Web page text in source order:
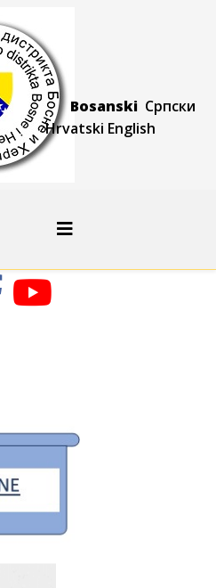
Bosanski Српски
Hrvatski English